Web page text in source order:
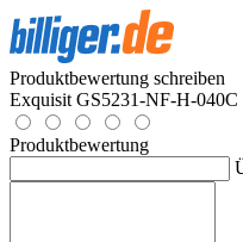
Produktbewertung schreiben
Exquisit GS5231-NF-H-040C
Produktbewertung